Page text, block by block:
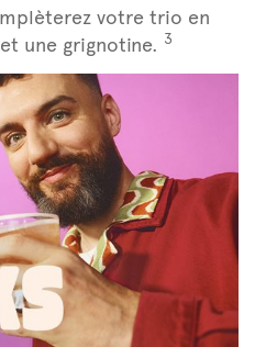
votre trio en
une grignotine. 3